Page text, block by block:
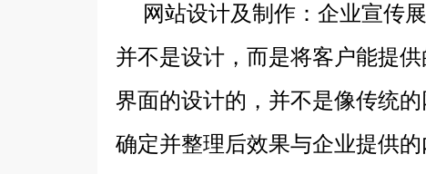
网站设计及制作：企业宣传
并不是设计，而是将客户能提
界面的设计的，并不是像传统
确定并整理后效果与企业提供